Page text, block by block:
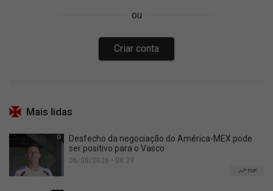
Mais lidas
0
Desfecho da negociação do América-MEX pode
ser positivo para o Vasco
06/08/2026 • 08:29
TOP